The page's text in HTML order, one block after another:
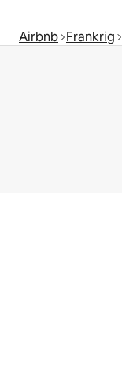
Airbnb Frankrig